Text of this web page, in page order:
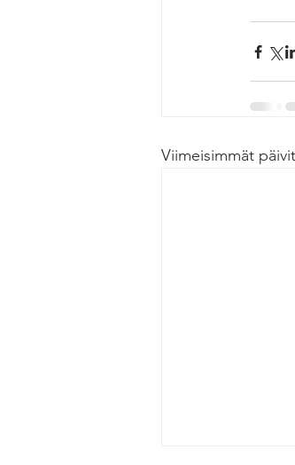
Viimeisimmät